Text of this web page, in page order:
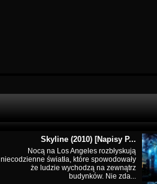
Skyline (2010) [Napisy P...
Nocą na Los Angeles rozbłyskują
niecodzienne światła, które spowodowały
że ludzie wychodzą na zewnątrz
budynków. Nie zda...